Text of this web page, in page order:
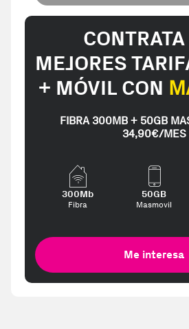
MEJORES
+ MÓVIL CON
FIBRA 300MB + 50GB
34,90€/MES
300Mb
Fibra
50GB
Masmovil
Me interesa